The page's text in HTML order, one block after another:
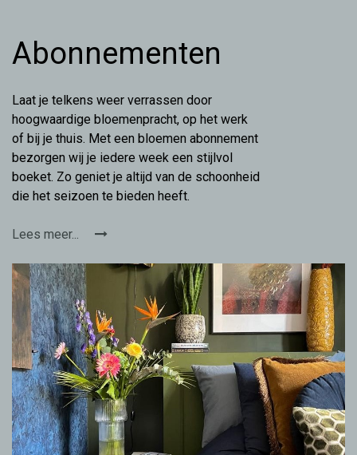
Abonnementen
Laat je telkens weer verrassen door
hoogwaardige bloemenpracht, op het werk
of bij je thuis. Met een bloemen abonnement
bezorgen wij je iedere week een stijlvol
boeket. Zo geniet je altijd van de schoonheid
die het seizoen te bieden heeft.
Lees meer...